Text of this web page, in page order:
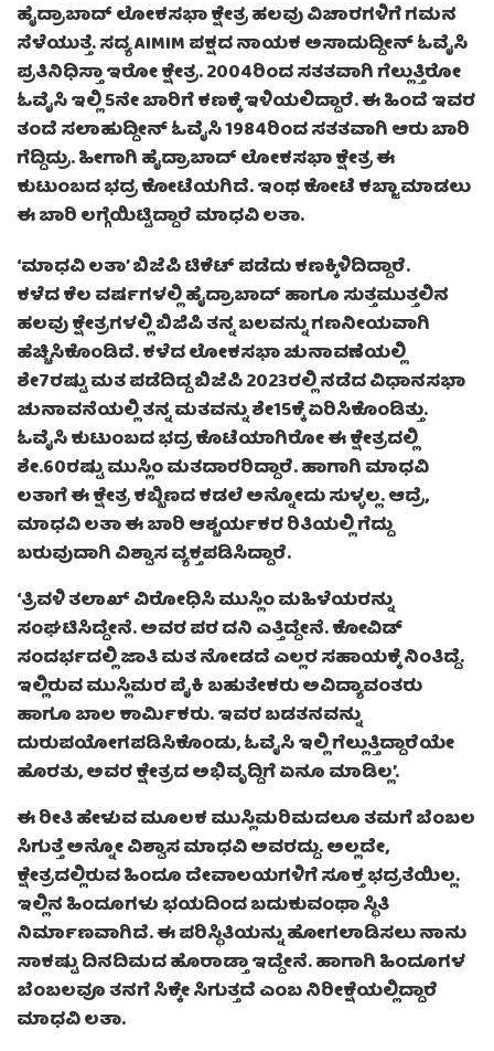
ಹೈದ್ರಾಬಾದ್ ಲೋಕಸಭಾ ಕ್ಷೇತ್ರ ಹಲವು ವಿಚಾರಗಳಿಗೆ ಗಮನ
ಸೆಳೆಯುತ್ತೆ. ಸದ್ಯ AIMIM ಪಕ್ಷದ ನಾಯಕ ಅಸಾದುದ್ದೀನ್ ಓವೈಸಿ
ಪ್ರತಿನಿಧಿಸ್ತಾ ಇರೋ ಕ್ಷೇತ್ರ. 2004ರಿಂದ ಸತತವಾಗಿ ಗೆಲ್ಲುತ್ತಿರೋ
ಓವೈಸಿ ಇಲ್ಲಿ 5ನೇ ಬಾರಿಗೆ ಕಣಕ್ಕೆ ಇಳಿಯಲಿದ್ದಾರೆ. ಈ ಹಿಂದೆ ಇವರ
ತಂದೆ ಸಲಾಹುದ್ದೀನ್ ಓವೈಸಿ 1984ರಿಂದ ಸತತವಾಗಿ ಆರು ಬಾರಿ
ಗೆದ್ದಿದ್ರು. ಹೀಗಾಗಿ ಹೈದ್ರಾಬಾದ್ ಲೋಕಸಭಾ ಕ್ಷೇತ್ರ ಈ
ಕುಟುಂಬದ ಭದ್ರ ಕೋಟೆಯಗಿದೆ. ಇಂಥ ಕೋಟೆ ಕಬ್ಜಾ ಮಾಡಲು
ಈ ಬಾರಿ ಲಗ್ಗೆಯಿಟ್ಟಿದ್ದಾರೆ ಮಾಧವಿ ಲತಾ.
‘ಮಾಧವಿ ಲತಾ’ ಬಿಜೆಪಿ ಟಿಕೆಟ್ ಪಡೆದು ಕಣಕ್ಕಿಳಿದಿದ್ದಾರೆ.
ಕಳೆದ ಕೆಲ ವರ್ಷಗಳಲ್ಲಿ ಹೈದ್ರಾಬಾದ್ ಹಾಗೂ ಸುತ್ತಮುತ್ತಲಿನ
ಹಲವು ಕ್ಷೇತ್ರಗಳಲ್ಲಿ ಬಿಜಿಪಿ ತನ್ನ ಬಲವನ್ನು ಗಣನೀಯವಾಗಿ
ಹೆಚ್ಚಿಸಿಕೊಂಡಿದೆ. ಕಳೆದ ಲೋಕಸಭಾ ಚುನಾವಣೆಯಲ್ಲಿ
ಶೇ7ರಷ್ಟು ಮತ ಪಡೆದಿದ್ದ ಬಿಜೆಪಿ 2023ರಲ್ಲಿ ನಡೆದ ವಿಧಾನಸಭಾ
ಚುನಾವನೆಯಲ್ಲಿ ತನ್ನ ಮತವನ್ನು ಶೇ15ಕ್ಕೆ ಏರಿಸಿಕೊಂಡಿತ್ತು.
ಓವೈಸಿ ಕುಟುಂಬದ ಭದ್ರ ಕೊಟೆಯಾಗಿರೋ ಈ ಕ್ಷೇತ್ರದಲ್ಲಿ
ಶೇ.60ರಷ್ಟು ಮುಸ್ಲಿಂ ಮತದಾರರಿದ್ದಾರೆ. ಹಾಗಾಗಿ ಮಾಧವಿ
ಲತಾಗೆ ಈ ಕ್ಷೇತ್ರ ಕಬ್ಬಿಣದ ಕಡಲೆ ಅನ್ನೋದು ಸುಳ್ಳಲ್ಲ. ಆದ್ರೆ,
ಮಾಧವಿ ಲತಾ ಈ ಬಾರಿ ಆಶ್ಚರ್ಯಕರ ರಿತಿಯಲ್ಲಿ ಗೆದ್ದು
ಬರುವುದಾಗಿ ವಿಶ್ವಾಸ ವ್ಯಕ್ತಪಡಿಸಿದ್ದಾರೆ.
‘ತ್ರಿವಳಿ ತಲಾಖ್ ವಿರೋಧಿಸಿ ಮುಸ್ಲಿಂ ಮಹಿಳೆಯರನ್ನು
ಸಂಘಟಿಸಿದ್ದೇನೆ. ಅವರ ಪರ ದನಿ ಎತ್ತಿದ್ದೇನೆ. ಕೋವಿಡ್
ಸಂದರ್ಭದಲ್ಲಿ ಜಾತಿ ಮತ ನೋಡದೆ ಎಲ್ಲರ ಸಹಾಯಕ್ಕೆ ನಿಂತಿದ್ದೆ.
ಇಲ್ಲಿರುವ ಮುಸ್ಲಿಮರ ಪೈಕಿ ಬಹುತೇಕರು ಅವಿದ್ಯಾವಂತರು
ಹಾಗೂ ಬಾಲ ಕಾರ್ಮಿಕರು. ಇವರ ಬಡತನವನ್ನು
ದುರುಪಯೋಗಪಡಿಸಿಕೊಂಡು, ಓವೈಸಿ ಇಲ್ಲಿ ಗೆಲ್ಲುತ್ತಿದ್ದಾರೆಯೇ
ಹೊರತು, ಅವರ ಕ್ಷೇತ್ರದ ಅಭಿವೃದ್ದಿಗೆ ಏನೂ ಮಾಡಿಲ್ಲ’.
ಈ ರೀತಿ ಹೇಳುವ ಮೂಲಕ ಮುಸ್ಲಿಮರಿಮದಲೂ ತಮಗೆ ಬೆಂಬಲ
ಸಿಗುತ್ತೆ ಅನ್ನೋ ವಿಶ್ವಾಸ ಮಾಧವಿ ಅವರದ್ದು. ಅಲ್ಲದೇ,
ಕ್ಷೇತ್ರದಲ್ಲಿರುವ ಹಿಂದೂ ದೇವಾಲಯಗಳಿಗೆ ಸೂಕ್ತ ಭದ್ರತೆಯಿಲ್ಲ.
ಇಲ್ಲಿನ ಹಿಂದೂಗಳು ಭಯದಿಂದ ಬದುಕುವಂಥಾ ಸ್ಥಿತಿ
ನಿರ್ಮಾಣವಾಗಿದೆ. ಈ ಪರಿಸ್ಥಿತಿಯನ್ನು ಹೋಗಲಾಡಿಸಲು ನಾನು
ಸಾಕಷ್ಟು ದಿನದಿಮದ ಹೊರಾಡ್ತಾ ಇದ್ದೇನೆ. ಹಾಗಾಗಿ ಹಿಂದೂಗಳ
ಬೆಂಬಲವೂ ತನಗೆ ಸಿಕ್ಕೇ ಸಿಗುತ್ತದೆ ಎಂಬ ನಿರೀಕ್ಷೆಯಲ್ಲಿದ್ದಾರೆ
ಮಾಧವಿ ಲತಾ.